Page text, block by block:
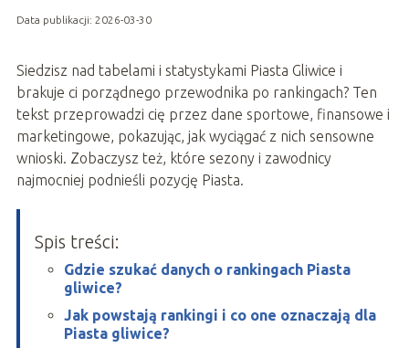
Data publikacji: 2026-03-30
Siedzisz nad tabelami i statystykami Piasta Gliwice i
brakuje ci porządnego przewodnika po rankingach? Ten
tekst przeprowadzi cię przez dane sportowe, finansowe i
marketingowe, pokazując, jak wyciągać z nich sensowne
wnioski. Zobaczysz też, które sezony i zawodnicy
najmocniej podnieśli pozycję Piasta.
Spis treści:
Gdzie szukać danych o rankingach Piasta
gliwice?
Jak powstają rankingi i co one oznaczają dla
Piasta gliwice?